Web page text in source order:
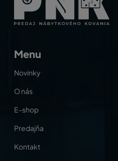
Menu
Novinky
O nás
E-shop
Predajňa
Kontakt